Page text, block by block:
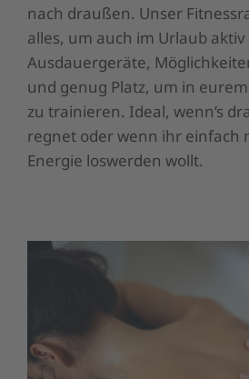
nach draußen. Unser
alles, um auch im Urlaub aktiv
Ausdauergeräte,
und genug Platz, um in
zu trainieren. Ideal, wenn’s
regnet oder wenn ihr einfach
Energie loswerden wollt.